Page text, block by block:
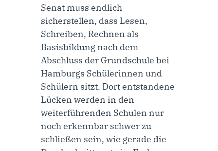
Senat muss endlich
sicherstellen, dass Lesen,
Schreiben, Rechnen als
Basisbildung nach dem
Abschluss der Grundschule bei
Hamburgs Schülerinnen und
Schülern sitzt. Dort entstandene
Lücken werden in den
weiterführenden Schulen nur
noch erkennbar schwer zu
schließen sein, wie gerade die